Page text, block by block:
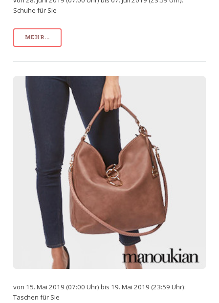
Schuhe für Sie
MEHR...
von 15. Mai 2019 (07:00 Uhr) bis 19. Mai 2019 (23:59 Uhr):
Taschen für Sie